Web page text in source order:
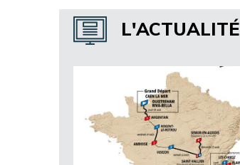
Annuaire des associations
Argentan Aujourd’hui
L'ACTUALITÉ